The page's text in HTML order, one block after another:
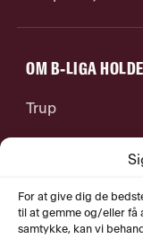
For at give dig de
til at gemme og/eller få
samtykke, kan vi
OM B-LIGA
Trup
Jobs